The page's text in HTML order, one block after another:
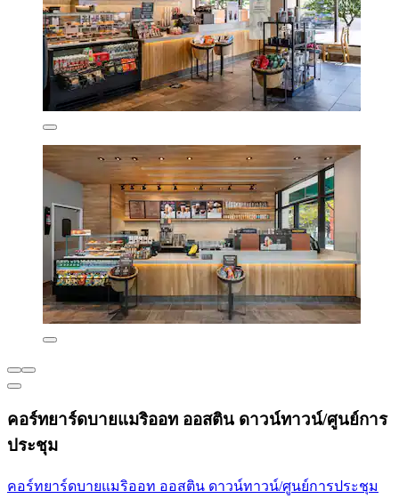
คอร์ทยาร์ดบายแมริออท ออสติน ดาวน์ทาวน์/ศูนย์การ
ประชุม
คอร์ทยาร์ดบายแมริออท ออสติน ดาวน์ทาวน์/ศูนย์การประชุม